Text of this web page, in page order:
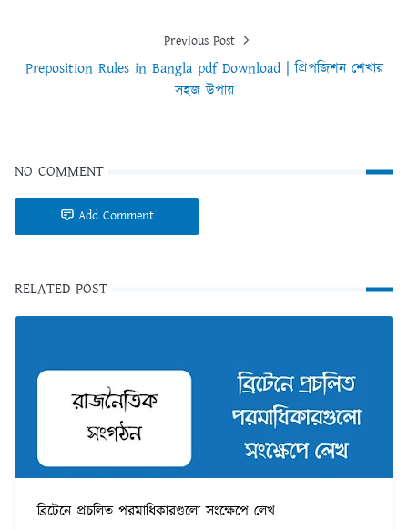
Previous Post
Preposition Rules in Bangla pdf Download | প্রিপজিশন শেখার
সহজ উপায়
NO COMMENT
Add Comment
RELATED POST
ব্রিটেনে প্রচলিত পরমাধিকারগুলো সংক্ষেপে লেখ